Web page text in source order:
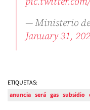
— Ministerio
January 31,
ETIQUETAS:
anuncia será gas subsidio